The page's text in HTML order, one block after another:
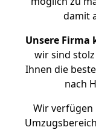
damit
Unsere Firma
wir sind
Ihnen die
nach
Wir verfügen